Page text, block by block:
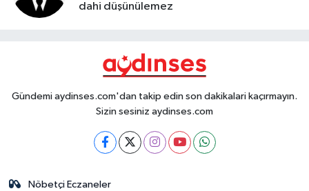
dahi düşünülemez
Gündemi aydinses.com'dan takip edin son dakikalari kaçırmayın.
Sizin sesiniz aydinses.com
Nöbetçi Eczaneler